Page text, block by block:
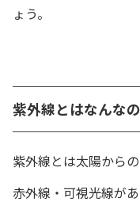
ょう。
紫外線とはなんな
紫外線とは太陽から
赤外線・可視光線が